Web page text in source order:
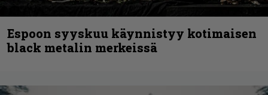
Espoon syyskuu käynnistyy kotimaisen
black metalin merkeissä